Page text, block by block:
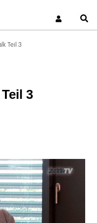
Teil 3
3